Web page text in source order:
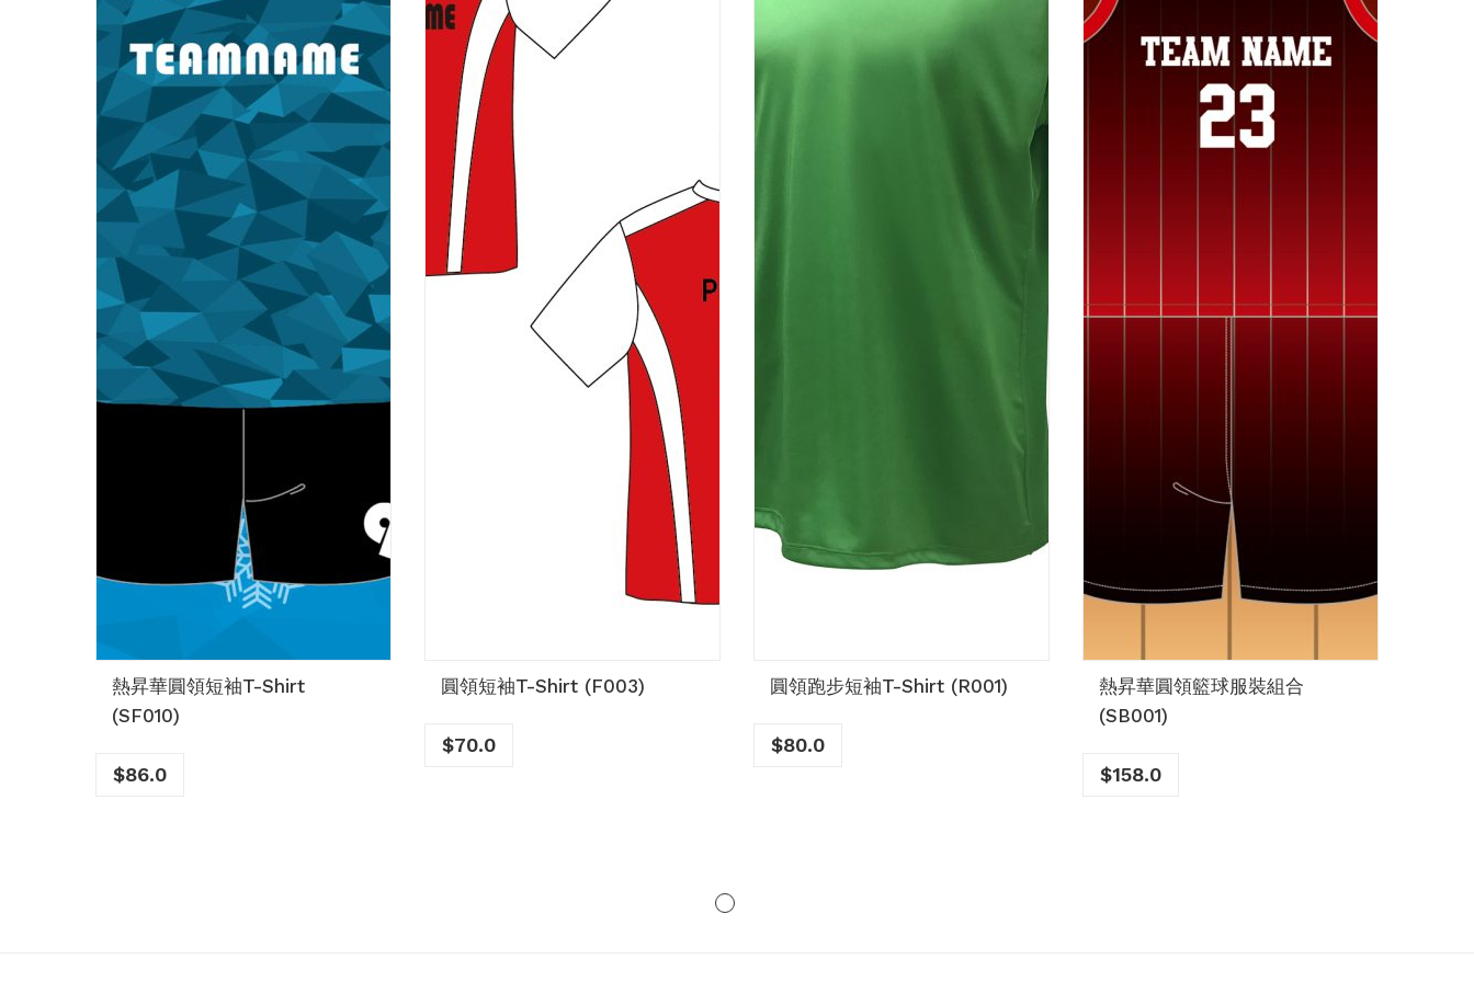
熱昇華圓領短袖T-Shirt
(SF010)
$86.0
圓領短袖T-Shirt (F003)
$70.0
圓領跑步短袖T-Shirt (R001)
$80.0
熱昇華圓領籃球服裝組合
(SB001)
$158.0